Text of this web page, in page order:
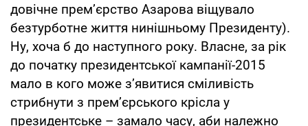
довічне прем’єрство Азарова віщувало
безтурботне життя нинішньому Президенту).
Ну, хоча б до наступного року. Власне, за рік
до початку президентської кампанії-2015
мало в кого може з’явитися сміливість
стрибнути з прем’єрського крісла у
президентське – замало часу, аби належно